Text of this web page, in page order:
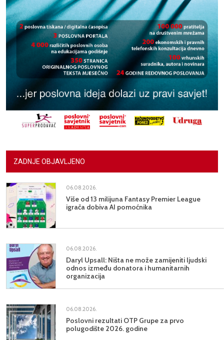
ZADNJE OBJAVLJENO
06.08.2026.
Više od 13 milijuna Fantasy Premier League
igrača dobiva AI pomoćnika
06.08.2026.
Daryl Upsall: Ništa ne može zamijeniti ljudski
odnos između donatora i humanitarnih
organizacija
06.08.2026.
Poslovni rezultati OTP Grupe za prvo
polugodište 2026. godine